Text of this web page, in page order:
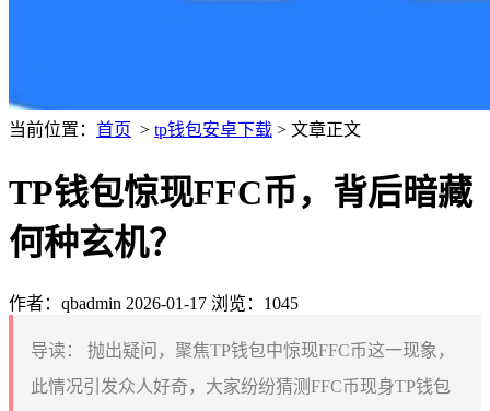
当前位置： 首页 > tp钱包安卓下载 > 文章正文
TP钱包惊现FFC币，背后暗藏
何种玄机？
作者：qbadmin 2026-01-17 浏览：1045
导读：
抛出疑问，聚焦TP钱包中惊现FFC币这一现象，
此情况引发众人好奇，大家纷纷猜测FFC币现身TP钱包